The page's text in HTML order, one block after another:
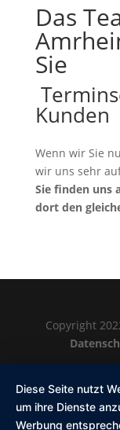
Das
Sie
Kunden
Wenn wir Sie
wir uns sehr
Sie finden uns
dort den
Copyright
Diese Seite nutzt
um ihre Dienste
Werbung